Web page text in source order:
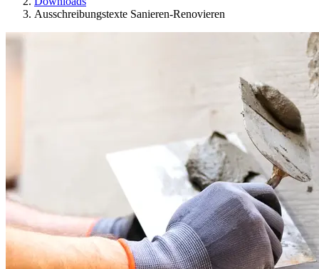
Ausschreibungstexte Sanieren-Renovieren